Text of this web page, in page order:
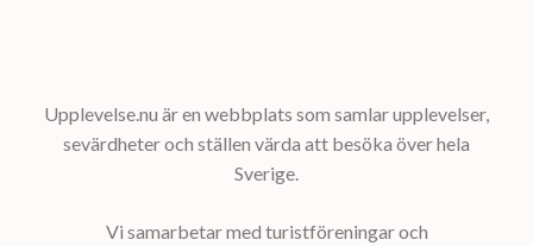
Upplevelse.nu är en webbplats som samlar upplevelser,
sevärdheter och ställen värda att besöka över hela
Sverige.
Vi samarbetar med turistföreningar och